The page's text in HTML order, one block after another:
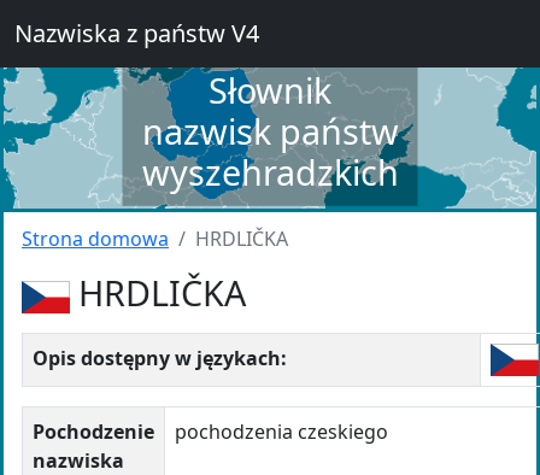
Nazwiska z państw V4
Słownik
nazwisk państw
wyszehradzkich
Strona domowa HRDLIČKA
HRDLIČKA
Opis dostępny w językach:
Pochodzenie
nazwiska
pochodzenia czeskiego